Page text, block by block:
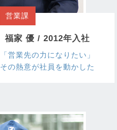
営業課
福家 優 / 2012年入社
「営業先の力になりたい」
その熱意が社員を動かした